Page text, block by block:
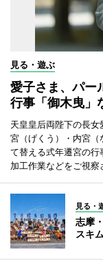
見る・遊ぶ
愛子さま、パ
行事「御木曳」
天皇皇后両陛下の長
宮（げくう）・内宮
て替える式年遷宮の
加工作業などをご視察
見る・
志摩
スキ